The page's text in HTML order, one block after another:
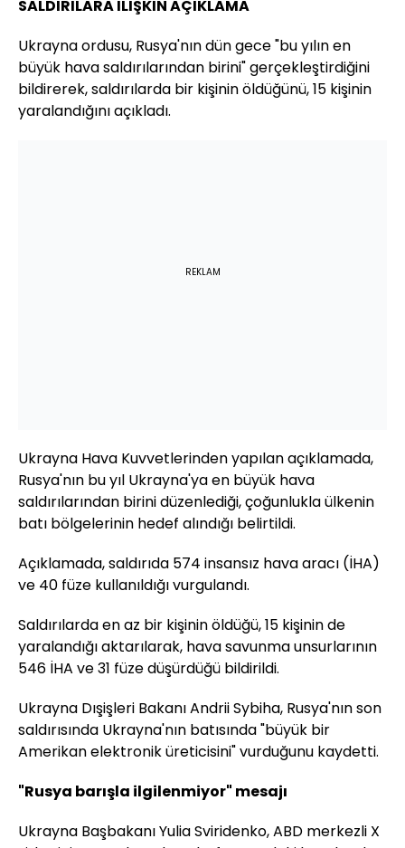
SALDIRILARA İLİŞKİN AÇIKLAMA
Ukrayna ordusu, Rusya'nın dün gece "bu yılın en
büyük hava saldırılarından birini" gerçekleştirdiğini
bildirerek, saldırılarda bir kişinin öldüğünü, 15 kişinin
yaralandığını açıkladı.
REKLAM
Ukrayna Hava Kuvvetlerinden yapılan açıklamada,
Rusya'nın bu yıl Ukrayna'ya en büyük hava
saldırılarından birini düzenlediği, çoğunlukla ülkenin
batı bölgelerinin hedef alındığı belirtildi.
Açıklamada, saldırıda 574 insansız hava aracı (İHA)
ve 40 füze kullanıldığı vurgulandı.
Saldırılarda en az bir kişinin öldüğü, 15 kişinin de
yaralandığı aktarılarak, hava savunma unsurlarının
546 İHA ve 31 füze düşürdüğü bildirildi.
Ukrayna Dışişleri Bakanı Andrii Sybiha, Rusya'nın son
saldırısında Ukrayna'nın batısında "büyük bir
Amerikan elektronik üreticisini" vurduğunu kaydetti.
"Rusya barışla ilgilenmiyor" mesajı
Ukrayna Başbakanı Yulia Sviridenko, ABD merkezli X